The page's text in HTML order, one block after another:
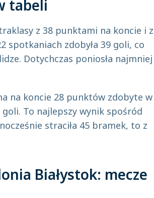
tabeli
z 38 punktami na koncie i z
spotkaniach zdobyła 39 goli, co
Dotychczas poniosła najmniej
na koncie 28 punktów zdobyte w
To najlepszy wynik spośród
straciła 45 bramek, to z
Białystok: mecze